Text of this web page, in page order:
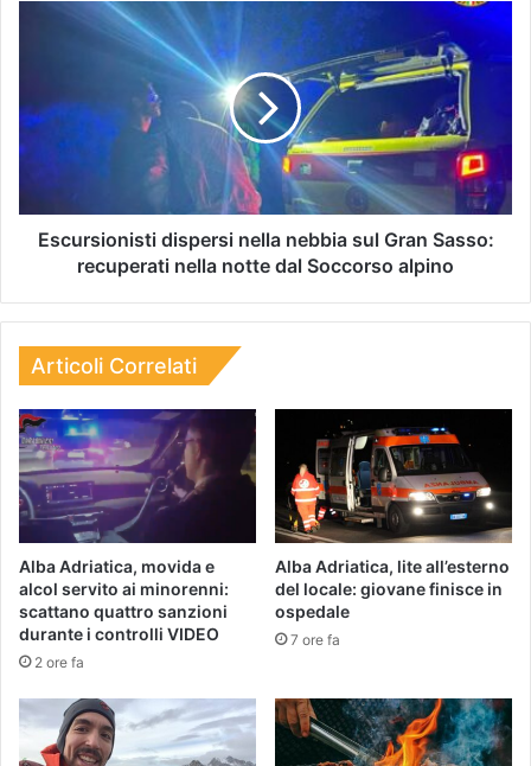
Escursionisti dispersi nella nebbia sul Gran Sasso:
recuperati nella notte dal Soccorso alpino
Articoli Correlati
Alba Adriatica, movida e
alcol servito ai minorenni:
scattano quattro sanzioni
durante i controlli VIDEO
2 ore fa
Alba Adriatica, lite all’esterno
del locale: giovane finisce in
ospedale
7 ore fa